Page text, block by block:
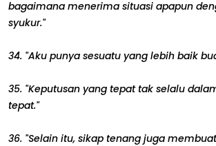
bagaimana menerima situasi apapun
syukur."
34. "Aku punya sesuatu yang lebih baik
35. "Keputusan yang tepat tak selalu
tepat."
36. "Selain itu, sikap tenang juga